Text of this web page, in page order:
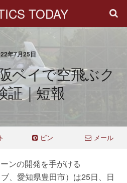
TODAY
年7月25日
ベイで空飛ぶク
証｜短報
ピン メール
ンの開発を手がける
、愛知県豊田市）は25日、日